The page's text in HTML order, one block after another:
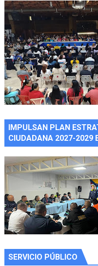
IMPULSAN PLAN
CIUDADANA 2027-2029
SERVICIO PÚBLICO